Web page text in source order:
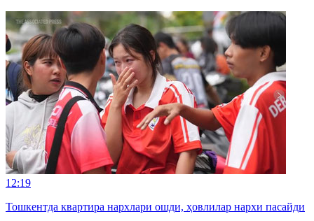
12:19
Тошкентда квартира нархлари ошди, ҳовлилар нархи пасайди